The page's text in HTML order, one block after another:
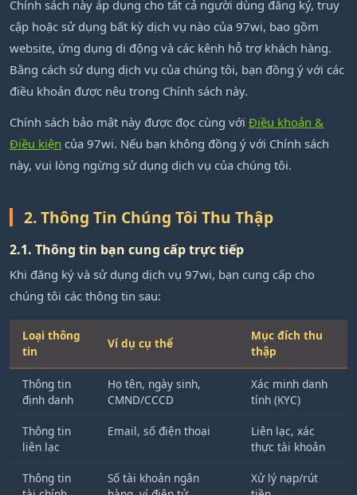
Chính sách này áp dụng cho tất cả người dùng đăng ký, truy
cập hoặc sử dụng bất kỳ dịch vụ nào của 97wi, bao gồm
website, ứng dụng di động và các kênh hỗ trợ khách hàng.
Bằng cách sử dụng dịch vụ của chúng tôi, bạn đồng ý với các
điều khoản được nêu trong Chính sách này.
Chính sách bảo mật này được đọc cùng với Điều khoản &
Điều kiện của 97wi. Nếu bạn không đồng ý với Chính sách
này, vui lòng ngừng sử dụng dịch vụ của chúng tôi.
2. Thông Tin Chúng Tôi Thu Thập
2.1. Thông tin bạn cung cấp trực tiếp
Khi đăng ký và sử dụng dịch vụ 97wi, bạn cung cấp cho
chúng tôi các thông tin sau:
Loại thông
tin
Ví dụ cụ thể
Mục đích thu
thập
Thông tin
định danh
Họ tên, ngày sinh,
CMND/CCCD
Xác minh danh
tính (KYC)
Thông tin
liên lạc
Email, số điện thoại
Liên lạc, xác
thực tài khoản
Thông tin
Số tài khoản ngân
Xử lý nạp/rút